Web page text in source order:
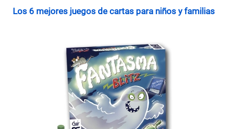
Los 6 mejores juegos de cartas para niños y familias